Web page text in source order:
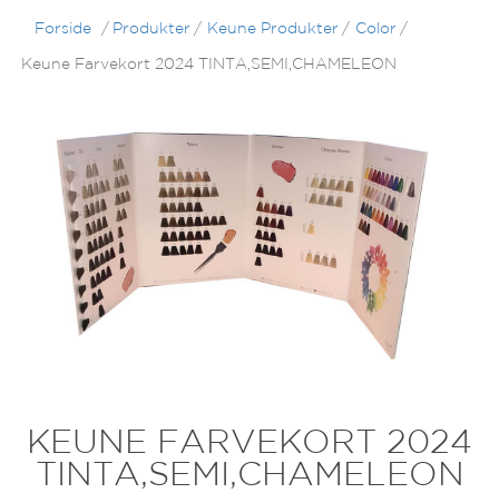
Forside / Produkter / Keune Produkter / Color /
Keune Farvekort 2024 TINTA,SEMI,CHAMELEON
KEUNE FARVEKORT 2024
TINTA,SEMI,CHAMELEON